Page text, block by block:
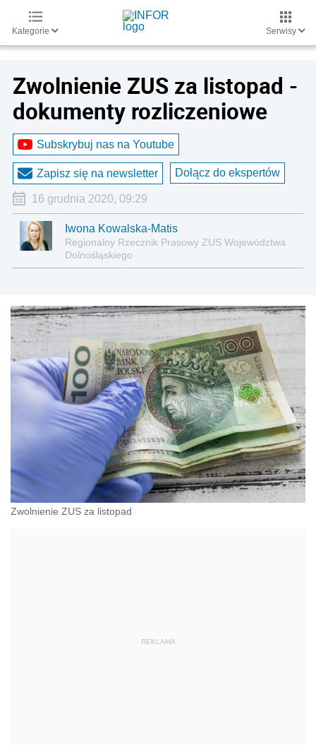
Kategorie Serwisy
Zwolnienie ZUS za listopad -
dokumenty rozliczeniowe
Subskrybuj nas na Youtube
Zapisz się na newsletter Dołącz do ekspertów
16 grudnia 2020, 09:29
Iwona Kowalska-Matis
Regionalny Rzecznik Prasowy ZUS Województwa
Dolnośląskiego
Zwolnienie ZUS za listopad